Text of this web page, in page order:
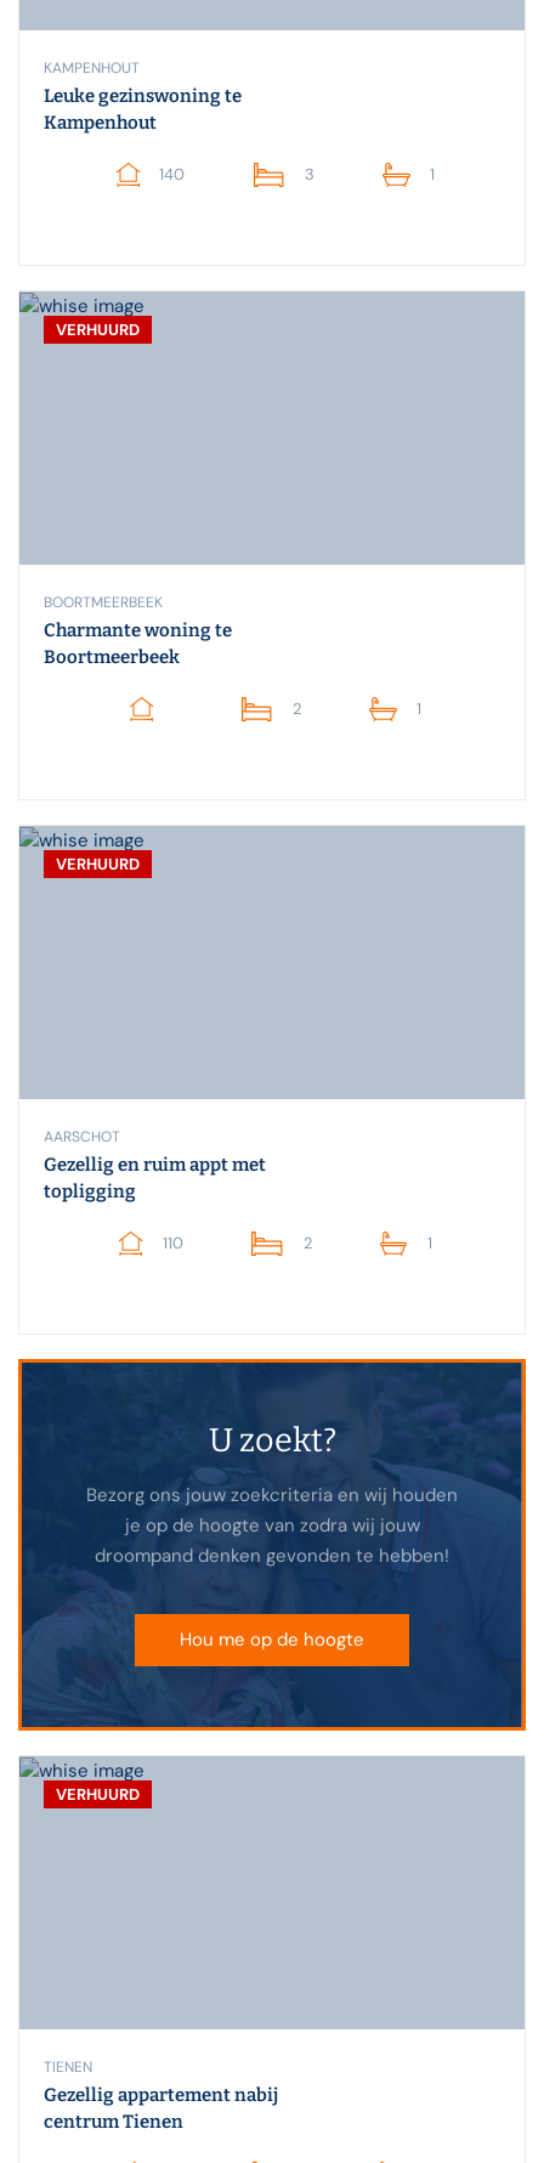
KAMPENHOUT
Leuke gezinswoning te
Kampenhout
140 3 1
VERHUURD
BOORTMEERBEEK
Charmante woning te
Boortmeerbeek
2 1
VERHUURD
AARSCHOT
Gezellig en ruim appt met
topligging
110 2 1
U zoekt?
Bezorg ons jouw zoekcriteria en wij houden
je op de hoogte van zodra wij jouw
droompand denken gevonden te hebben!
Hou me op de hoogte
VERHUURD
TIENEN
Gezellig appartement nabij
centrum Tienen